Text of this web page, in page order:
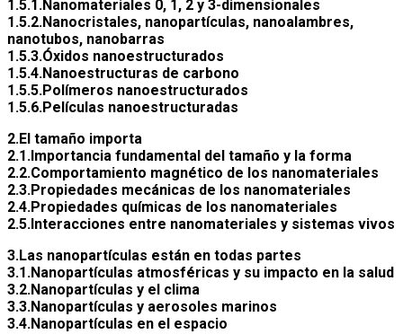
1.5.1.Nanomateriales 0, 1, 2 y 3-dimensionales
1.5.2.Nanocristales, nanopartículas, nanoalambres,
nanotubos, nanobarras
1.5.3.Óxidos nanoestructurados
1.5.4.Nanoestructuras de carbono
1.5.5.Polímeros nanoestructurados
1.5.6.Películas nanoestructuradas
2.El tamaño importa
2.1.Importancia fundamental del tamaño y la forma
2.2.Comportamiento magnético de los nanomateriales
2.3.Propiedades mecánicas de los nanomateriales
2.4.Propiedades químicas de los nanomateriales
2.5.Interacciones entre nanomateriales y sistemas vivos
3.Las nanopartículas están en todas partes
3.1.Nanopartículas atmosféricas y su impacto en la salud
3.2.Nanopartículas y el clima
3.3.Nanopartículas y aerosoles marinos
3.4.Nanopartículas en el espacio